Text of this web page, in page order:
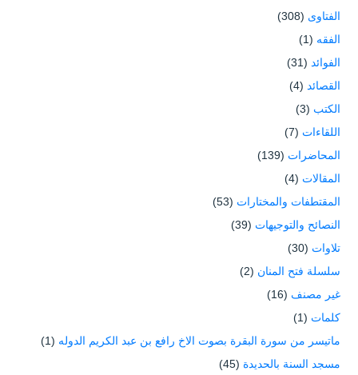
الفتاوى (308)
الفقه (1)
الفوائد (31)
القصائد (4)
الكتب (3)
اللقاءات (7)
المحاضرات (139)
المقالات (4)
المقتطفات والمختارات (53)
النصائح والتوجيهات (39)
تلاوات (30)
سلسلة فتح المنان (2)
غير مصنف (16)
كلمات (1)
ماتيسر من سورة البقرة بصوت الاخ رافع بن عبد الكريم الدوله (1)
مسجد السنة بالحديدة (45)